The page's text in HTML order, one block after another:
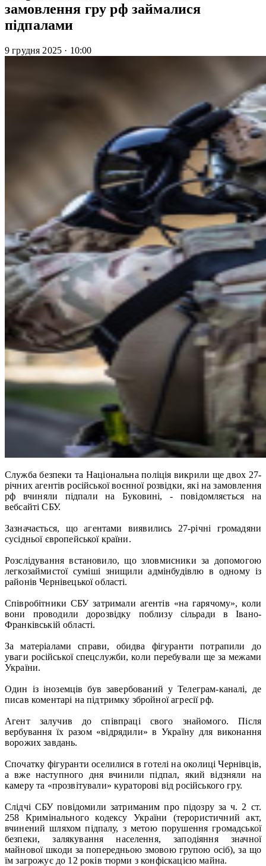
замовлення гру рф займалися
підпалами
9 грудня 2025 · 10:00
Служба безпеки та Національна поліція викрили ще двох 27-
річних агентів російської воєнної розвідки, які на замовлення
рф вчиняли підпали на Буковині, - повідомляється на
вебсайті СБУ.
Зазначається, що агентами виявились 27-річні громадяни
сусідньої європейської країни.
Розслідування встановило, що зловмисники за допомогою
легкозаймистої суміші знищили адмінбудівлю в одному із
районів Чернівецької області.
Співробітники СБУ затримали агентів «на гарячому», коли
вони проводили дорозвідку поблизу сільради в Івано-
Франківській області.
За матеріалами справи, обидва фігуранти потрапили до
уваги російської спецслужби, коли перебували ще за межами
України.
Один із іноземців був завербований у Телеграм-каналі, де
писав коментарі на підтримку збройної агресії рф.
Агент залучив до співпраці свого знайомого. Після
вербування їх разом «відрядили» в Україну для виконання
ворожих завдань.
Спочатку фігуранти оселилися в готелі на околиці Чернівців,
а вже наступного дня вчинили підпал, який відзняли на
камеру та «прозвітували» кураторові від російського гру.
Слідчі СБУ повідомили затриманим про підозру за ч. 2 ст.
258 Кримінального кодексу України (терористичний акт,
вчинений шляхом підпалу, з метою порушення громадської
безпеки, залякування населення, заподіяння значної
майнової шкоди за попередньою змовою групою осіб), за що
їм загрожує до 12 років тюрми з конфіскацією майна.